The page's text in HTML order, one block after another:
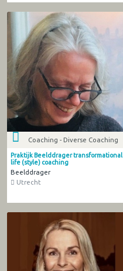
Coaching - Diverse Coaching
Praktijk Beelddrager transformational
life (style) coaching
Beelddrager
Utrecht